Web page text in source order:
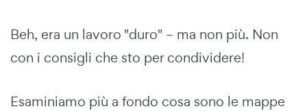
Beh, era un lavoro "duro" – ma non più. Non
con i consigli che sto per condividere!
Esaminiamo più a fondo cosa sono le mappe